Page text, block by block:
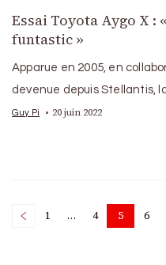
Essai Toyota Aygo X :
funtastic »
Apparue en 2005, en
devenue depuis Stellantis,
Guy Pi 20 juin 2022
Posts
Page
1 … Page
4 Page
5 6